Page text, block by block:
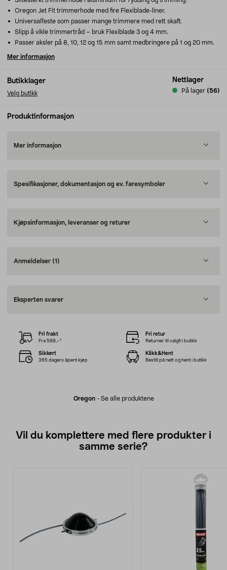
Butikklager
Velg butikk
Nettlager
På lager (56)
Oregon Jet Fit trimmerhode med fire Flexiblade-liner.
Universalfeste som passer mange trimmere med rett skaft.
Slipp å vikle trimmertråd – bruk Flexiblade 3 og 4 mm.
Passer aksler på 8, 10, 12 og 15 mm samt medbringere på 1 og 20 mm.
Mer informasjon
Produktinformasjon
Mer informasjon
Spesifikasjoner, dokumentasjon og ev. faresymboler
Kjøpsinformasjon, leveranser og returer
Anmeldelser (1)
Eksperten svarer
Oregon- Se alle produktene
Fri frakt
Fra 599,–*
Fri retur
Returner til valgfri butikk
Sikkert
365 dagers åpent kjøp
Klikk&Hent
Bestill på nett og hent i butikk
Vil du komplettere med flere produkter i
samme serie?